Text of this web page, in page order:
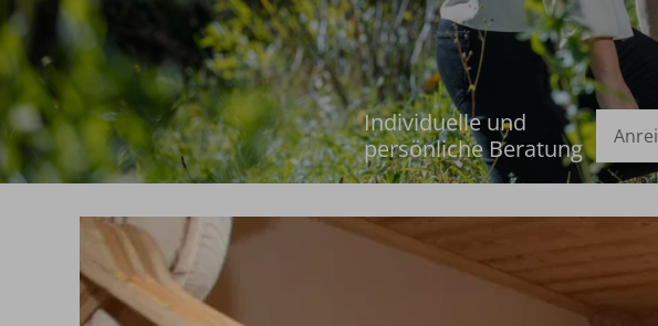
Anreise